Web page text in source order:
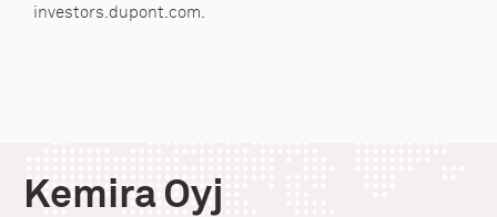
investors.dupont.com.
Kemira Oyj